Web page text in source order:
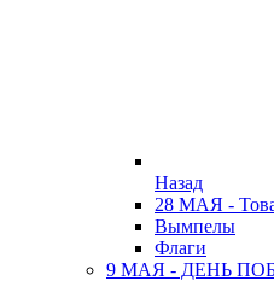
Назад
28 МАЯ -
Вымпелы
Флаги
9 МАЯ - ДЕНЬ